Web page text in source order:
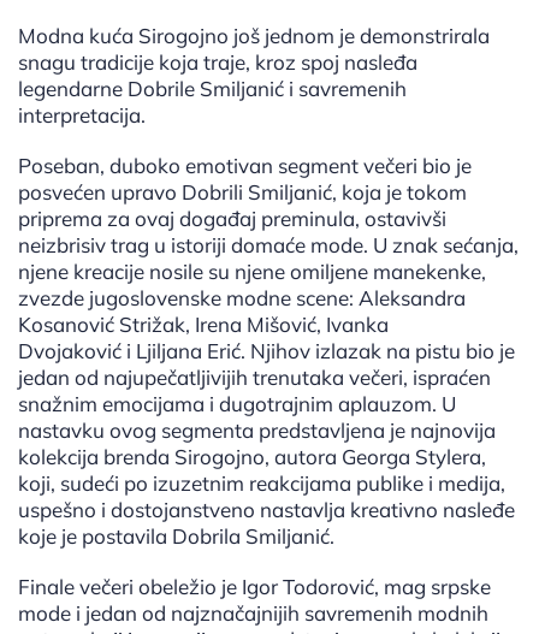
Modna kuća Sirogojno još jednom je demonstrirala
snagu tradicije koja traje, kroz spoj nasleđa
legendarne Dobrile Smiljanić i savremenih
interpretacija.
Poseban, duboko emotivan segment večeri bio je
posvećen upravo Dobrili Smiljanić, koja je tokom
priprema za ovaj događaj preminula, ostavivši
neizbrisiv trag u istoriji domaće mode. U znak sećanja,
njene kreacije nosile su njene omiljene manekenke,
zvezde jugoslovenske modne scene: Aleksandra
Kosanović Strižak, Irena Mišović, Ivanka
Dvojaković i Ljiljana Erić. Njihov izlazak na pistu bio je
jedan od najupečatljivijih trenutaka večeri, ispraćen
snažnim emocijama i dugotrajnim aplauzom. U
nastavku ovog segmenta predstavljena je najnovija
kolekcija brenda Sirogojno, autora Georga Stylera,
koji, sudeći po izuzetnim reakcijama publike i medija,
uspešno i dostojanstveno nastavlja kreativno nasleđe
koje je postavila Dobrila Smiljanić.
Finale večeri obeležio je Igor Todorović, mag srpske
mode i jedan od najznačajnijih savremenih modnih